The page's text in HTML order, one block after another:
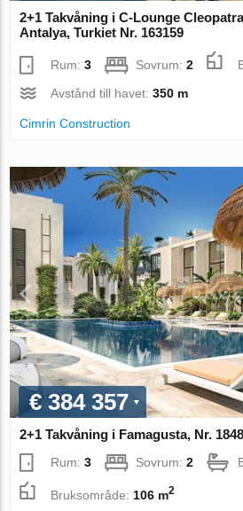
2+1 Takvåning i C-Lounge
Antalya, Turkiet Nr. 163159
Rum:3 Sovrum:2
Avstånd till havet:350 m
Cimrin Construction
€ 384 357
2+1 Takvåning i Famagusta, Nr.
Rum:3 Sovrum:2
Bruksområde: 106 m2